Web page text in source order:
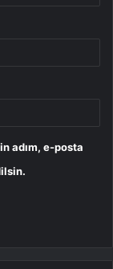
adım, e-posta